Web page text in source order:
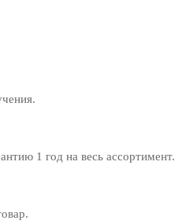
1 год на весь ассортимент.